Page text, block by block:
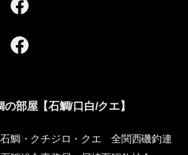
e
b
o
m
F
c
e
o
o
k
F
e
b
o
部屋【石鯛/口白/クエ】
鯛・クチジロ・クエ 全関西磯釣連